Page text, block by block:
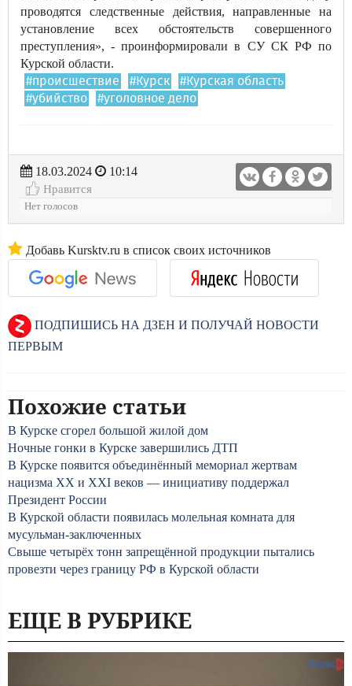
проводятся следственные действия, направленные на
установление всех обстоятельств совершенного
преступления», - проинформировали в СУ СК РФ по
Курской области.
#происшествие #Курск
#Курская область
#убийство
#уголовное дело
18.03.2024
10:14
Нравится
Нет голосов
Добавь Kursktv.ru в список своих источников
ПОДПИШИСЬ НА ДЗЕН И ПОЛУЧАЙ НОВОСТИ
ПЕРВЫМ
Похожие статьи
В Курске сгорел большой жилой дом
Ночные гонки в Курске завершились ДТП
В Курске появится объединённый мемориал жертвам
нацизма XX и XXI веков — инициативу поддержал
Президент России
В Курской области появилась молельная комната для
мусульман-заключенных
Свыше четырёх тонн запрещённой продукции пытались
провезти через границу РФ в Курской области
ЕЩЕ В РУБРИКЕ